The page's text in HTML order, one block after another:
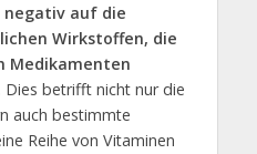
negativ auf die
Wirkstoffen, die
Medikamenten
Dies betrifft nicht nur die
auch bestimmte
Reihe von Vitaminen